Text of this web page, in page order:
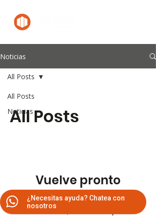
Noticias
All Posts
Noticias
All Posts
All Posts
Vuelve pronto
Una vez que se publiquen
entradas, las verás aquí.
¿Necesitas ayuda? Chatea con
nosotros